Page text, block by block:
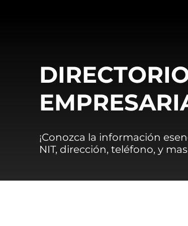
¡Conozca la información
NIT, dirección, teléfono, y